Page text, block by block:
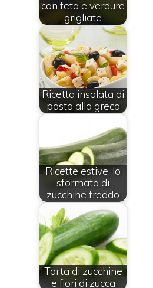
con feta e verdure
grigliate
Ricetta insalata di
pasta alla greca
Ricette estive, lo
sformato di
zucchine freddo
Torta di zucchine
e fiori di zucca